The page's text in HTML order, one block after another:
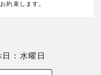
約束します。
：水曜日